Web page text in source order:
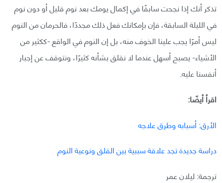
تذكر أنك إذا نجحت سابقًا في إكمال يومك بعد نوم قليل أو دون نوم
في الليلة السابقة، فإن بإمكانك فعل ذلك مجددًا، فالحرمان من النوم
ليس أمرًا يجب علينا الخوف منه، بل إن النوم في الواقع -ككثير من
الأشياء- يصبح أسهل عندما لا نقلق بشأنه كثيرًا، ونتوقف عن إجبار
أنفسنا عليه.
اقرأ أيضًا:
الأرق: أسبابه وطرق علاجه
دراسة جديدة تجد علاقة سببية بين القلق ونوعية النوم
ترجمة: ليلان عمر